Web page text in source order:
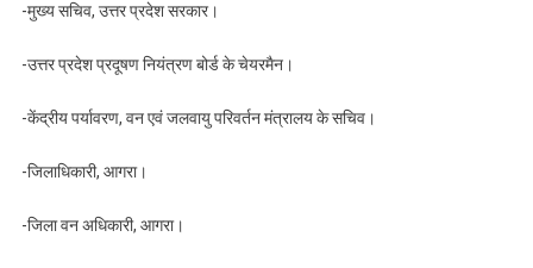
-मुख्य सचिव, उत्तर प्रदेश सरकार।
-उत्तर प्रदेश प्रदूषण नियंत्रण बोर्ड के चेयरमैन।
-केंद्रीय पर्यावरण, वन एवं जलवायु परिवर्तन मंत्रालय के सचिव।
-जिलाधिकारी, आगरा।
-जिला वन अधिकारी, आगरा।